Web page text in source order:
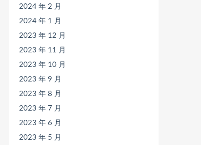
2024 年 2 月
2024 年 1 月
2023 年 12 月
2023 年 11 月
2023 年 10 月
2023 年 9 月
2023 年 8 月
2023 年 7 月
2023 年 6 月
2023 年 5 月